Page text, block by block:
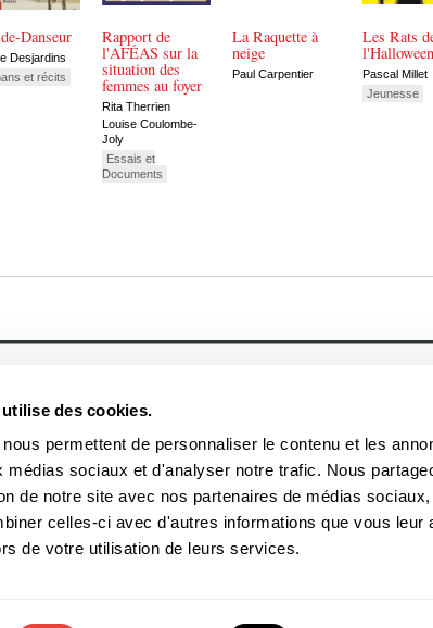
des cookies.
permettent de personnaliser le contenu et les
médias sociaux et d'analyser notre trafic. Nous
de notre site avec nos partenaires de médias
celles-ci avec d'autres informations que vous leur
de votre utilisation de leurs services.
Danseur
Desjardins
et récits
Rapport de
l'AFÉAS sur la
situation des
femmes au foyer
Rita Therrien
Louise Coulombe-
Joly
Essais et
Documents
La Raquette à
neige
Paul Carpentier
Les Rats
l'Halloween
Pascal Millet
Jeunesse
Équipe
Nos lauréats
Nos partenaires
Documents
du Boréal
3970, rue Saint-Ambroise, Montréal (Québec),